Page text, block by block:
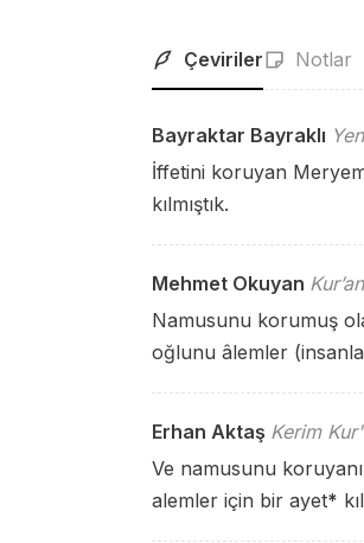
Çeviriler Notlar
Bayraktar Bayraklı
İffetini koruyan
kılmıştık.
Mehmet Okuyan
Namusunu korumuş
oğlunu âlemler
Erhan Aktaş Kerim
Ve namusunu
alemler için bir ayet*